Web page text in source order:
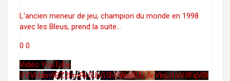
L'ancien meneur de jeu, champion du monde en 1998
avec les Bleus, prend la suite...
0 0
Vidéo YouTube
VVVHdm9BZ2hmRk5UbG5hOWw0UUJleVlnLi1oV0FqVDl